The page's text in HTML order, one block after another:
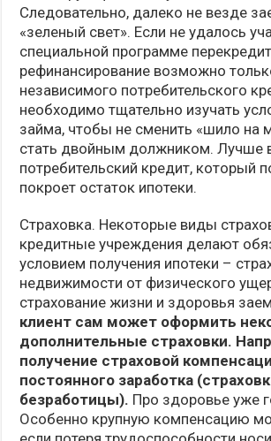
Следовательно, далеко не везде
«зеленый свет». Если не удалось
специальной программе
рефинансирование возможно
независимого потребительского
необходимо тщательно изучать
займа, чтобы не сменить «шило на
стать двойным должником. Лучше
потребительский кредит, который
покроет остаток ипотеки.
Страховка. Некоторые виды
кредитные учреждения делают
условием получения ипотеки –
недвижимости от физического
страхование жизни и здоровья
клиент сам может оформить
дополнительные страховки.
получение страховой
постоянного заработка
безработицы). Про здоровье уже
Особенно крупную компенсацию